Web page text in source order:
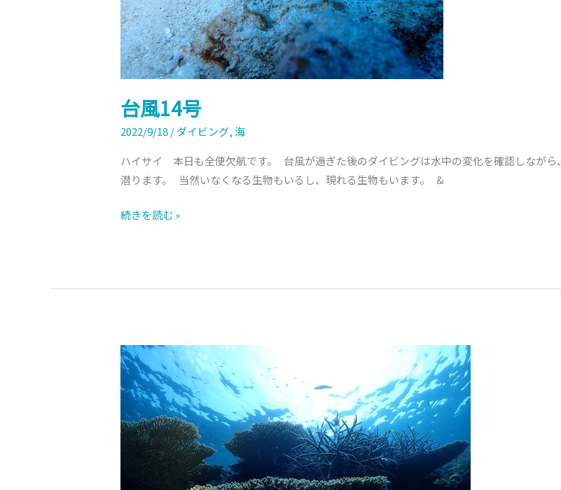
台風14号
2022/9/18/ダイビング,海
ハイサイ 本日も全便欠航です。 台風が過ぎた後のダイビングは水中の変化を確認しながら、
潜ります。 当然いなくなる生物もいるし、現れる生物もいます。 &
続きを読む »
台
風
ば
っ
か
り・・。